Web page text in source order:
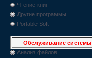
Чтение книг
Другие программы
Portable Soft
Обслуживание системы
Анализ файлов